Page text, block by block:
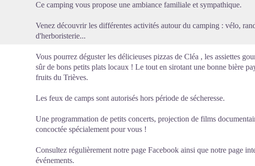
Ce camping vous propose une ambiance familiale et sympathique.
Venez découvrir les différentes activités autour du camping : vélo,
d'herboristerie...
Vous pourrez déguster les délicieuses pizzas de Cléa , les assiettes
sûr de bons petits plats locaux ! Le tout en sirotant une bonne bière
fruits du Trièves.
Les feux de camps sont autorisés hors période de sécheresse.
Une programmation de petits concerts, projection de films
concoctée spécialement pour vous !
Consultez régulièrement notre page Facebook ainsi que notre page
événements.